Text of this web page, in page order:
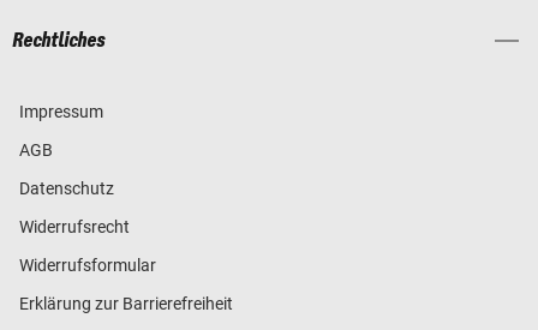
Rechtliches
Impressum
AGB
Datenschutz
Widerrufsrecht
Widerrufsformular
Erklärung zur Barrierefreiheit